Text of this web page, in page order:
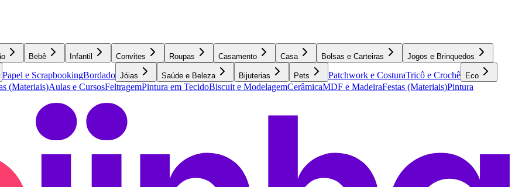
Bebê Infantil Convites Roupas Casamento Casa Bolsas e Carteiras Jogos e Brinquedos
Papel e ScrapbookingBordado Jóias Saúde e Beleza Bijuterias Pets Patchwork e CosturaTricô e Crochê Eco
(Materiais)Aulas e CursosFeltragemPintura em TecidoBiscuit e ModelagemCerâmicaMDF e MadeiraFestas (Materiais)Pintura